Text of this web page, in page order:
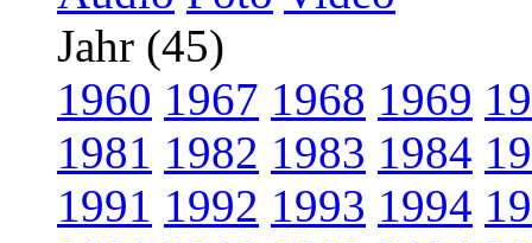
Jahr (45)
1960 1967 1968 1969
1981 1982 1983 1984
1991 1992 1993 1994